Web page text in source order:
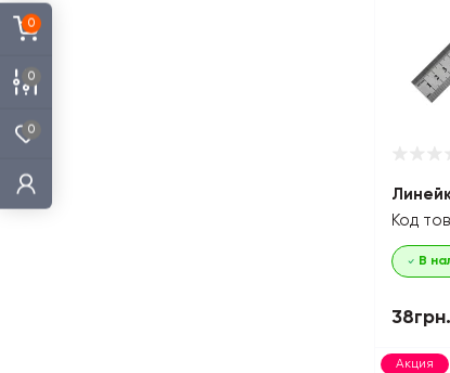
0
0
0
Код
В
38грн.
Акция